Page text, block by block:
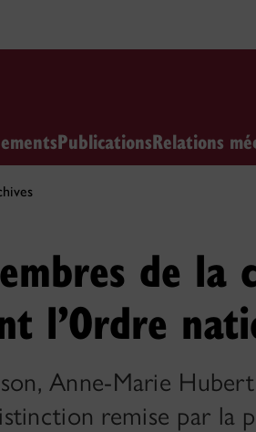
PublicationsRelations
de la
l’Ordre
Anne-Marie
remise par la